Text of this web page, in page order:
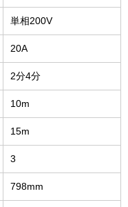
単相200V
20A
2分4分
10m
15m
3
798mm